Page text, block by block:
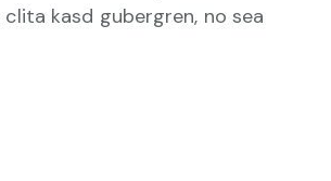
kasd gubergren, no sea